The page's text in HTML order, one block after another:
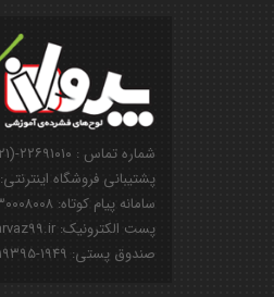
شماره تماس : ۲۲۶۹۱۰۱۰-(۰۲۱)
پشتیبانی فروشگاه اینترنتی: ۰۹۱۲۸۵۰۱۱۲۵
سامانه پیام کوتاه: ۳۰۰۰۸۰۰۸
پست الکترونیک: info@parvaz99.ir
صندوق پستی: ۱۹۴۹-۱۹۳۹۵